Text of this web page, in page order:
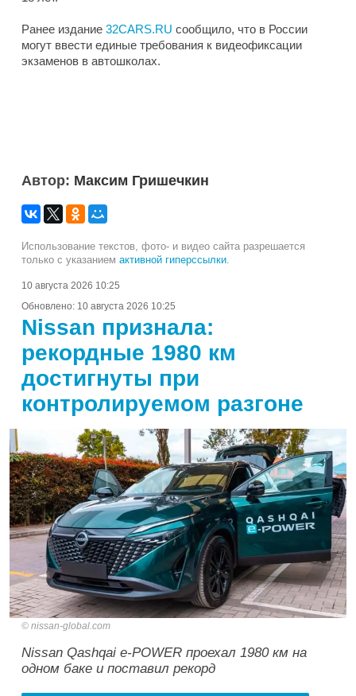
Ранее издание 32CARS.RU сообщило, что в России
могут ввести единые требования к видеофиксации
экзаменов в автошколах.
Автор: Максим Гришечкин
Использование текстов, фото- и видео сайта разрешается
только с указанием активной гиперссылки
10 августа 2026 10:25
Обновлено: 10 августа 2026 10:25
Nissan признала:
рекордные 1980 км
достигнуты при
контролируемом разгоне
nissan-global.com
Nissan Qashqai e-POWER проехал 1980 км на
одном баке и поставил рекорд